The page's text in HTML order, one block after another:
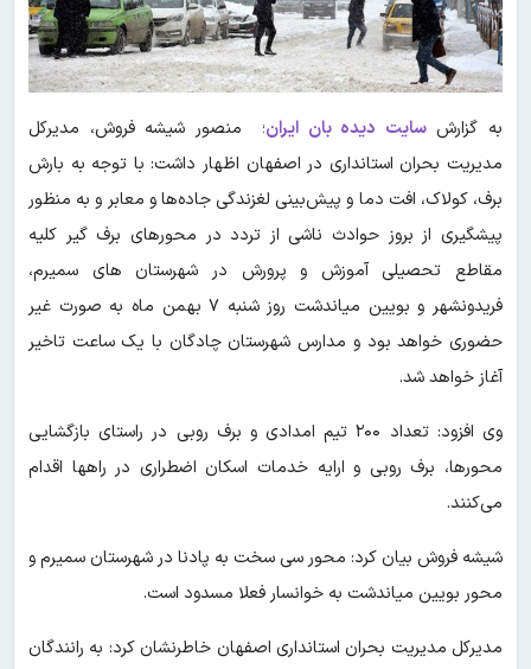
به گزارشسایت دیده بان ایران؛ منصور شیشه فروش، مدیرکل
مدیریت بحران استانداری در اصفهان اظهار داشت: با توجه به بارش
برف، کولاک، افت دما و پیش‌بینی لغزندگی جاده‌ها و معابر و به منظور
پیشگیری از بروز حوادث ناشی از تردد در محورهای برف گیر کلیه
مقاطع تحصیلی آموزش و پرورش در شهرستان های سمیرم،
فریدونشهر و بویین میاندشت روز شنبه ۷ بهمن ماه به صورت غیر
حضوری خواهد بود و مدارس شهرستان چادگان با یک ساعت تاخیر
آغاز خواهد شد.
وی افزود: تعداد ۲۰۰ تیم امدادی و برف روبی در راستای بازگشایی
محورها، برف روبی و ارایه خدمات اسکان اضطراری در راهها اقدام
می‌کنند.
شیشه فروش بیان کرد: محور سی سخت به پادنا در شهرستان سمیرم و
محور بویین میاندشت به خوانسار فعلا مسدود است.
مدیرکل مدیریت بحران استانداری اصفهان خاطرنشان کرد: به رانندگان